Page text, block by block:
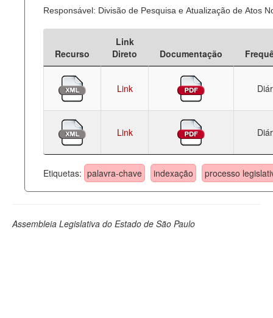
Responsável: Divisão de Pesquisa e Atualização de Atos
Recurso
Link
Direto
Documentação
Link
Link
Etiquetas: palavra-chave indexação processo
Assembleia Legislativa do Estado de São Paulo